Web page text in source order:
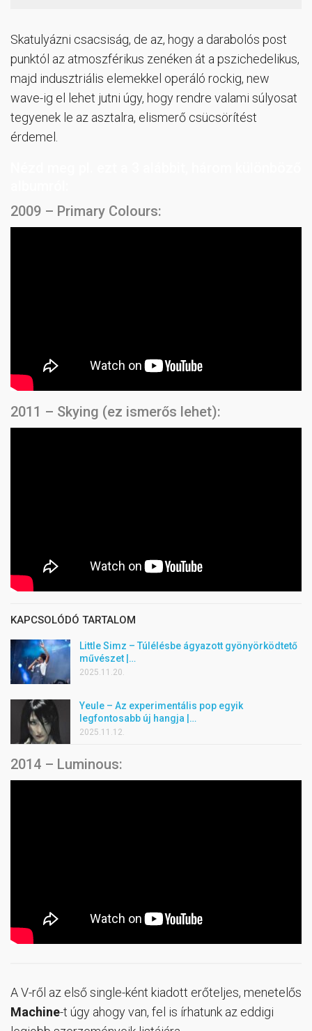
Skatulyázni csacsiság, de az, hogy a darabolós post
punktól az atmoszférikus zenéken át a pszichedelikus,
majd indusztriális elemekkel operáló rockig, new
wave-ig el lehet jutni úgy, hogy rendre valami súlyosat
tegyenek le az asztalra, elismerő csücsörítést
érdemel.
2009 – Primary Colours:
2011 – Skying (ez ismerős lehet):
KAPCSOLÓDÓ TARTALOM
Little Simz – Túlélésbe ágyazott gyönyörködtető
művészet |…
2025.11.20.
Yeule – Az experimentális pop egyik
legfontosabb új hangja |…
2025.11.12.
2014 – Luminous:
A V-ről az első single-ként kiadott erőteljes, menetelős
Machine-t úgy ahogy van, fel is írhatunk az eddigi